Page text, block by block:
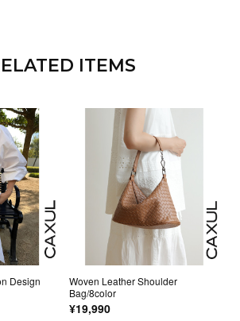
ITEMS
Design
Woven Leather Shoulder
Bag/8color
¥19,990